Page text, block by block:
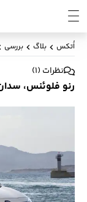
اُتکس بلاگ بررسی
نظرات (
1
)
رنو فلوئنس،